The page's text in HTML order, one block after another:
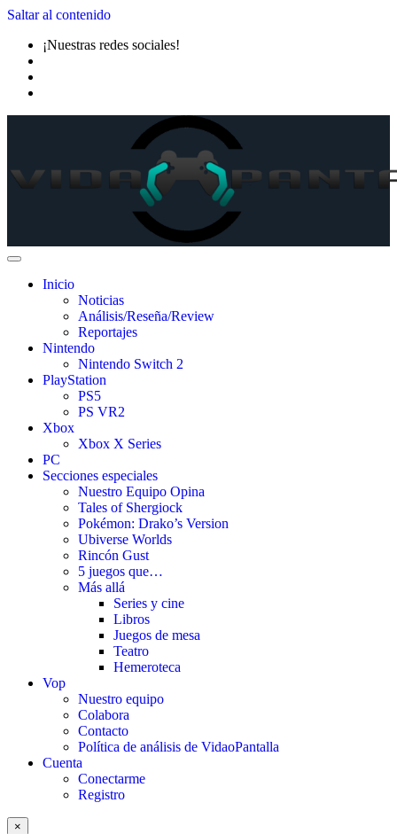
Saltar al contenido
¡Nuestras redes sociales!
Inicio
Noticias
Análisis/Reseña/Review
Reportajes
Nintendo
Nintendo Switch 2
PlayStation
PS5
PS VR2
Xbox
Xbox X Series
PC
Secciones especiales
Nuestro Equipo Opina
Tales of Shergiock
Pokémon: Drako’s Version
Ubiverse Worlds
Rincón Gust
5 juegos que…
Más allá
Series y cine
Libros
Juegos de mesa
Teatro
Hemeroteca
Vop
Nuestro equipo
Colabora
Contacto
Política de análisis de VidaoPantalla
Cuenta
Conectarme
Registro
×